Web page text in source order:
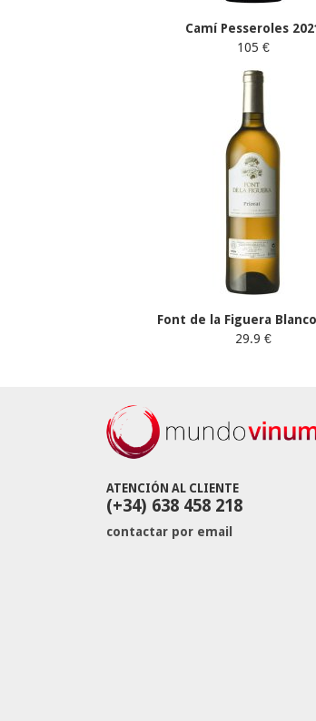
Camí Pesseroles
105 €
Font de la Figuera
29.9 €
ATENCIÓN AL CLIENTE
(+34) 638 458 218
contactar por email